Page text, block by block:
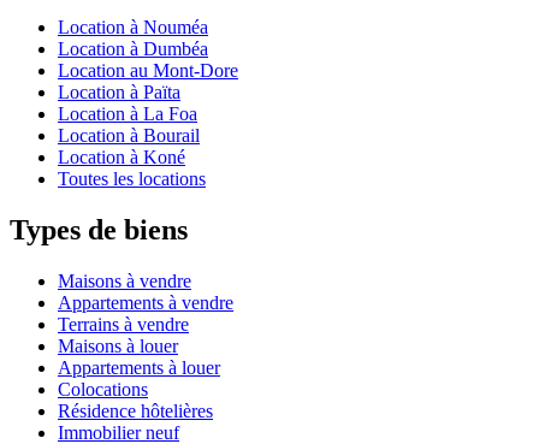
Location à Nouméa
Location à Dumbéa
Location au Mont-Dore
Location à Païta
Location à La Foa
Location à Bourail
Location à Koné
Toutes les locations
Types de biens
Maisons à vendre
Appartements à vendre
Terrains à vendre
Maisons à louer
Appartements à louer
Colocations
Résidence hôtelières
Immobilier neuf